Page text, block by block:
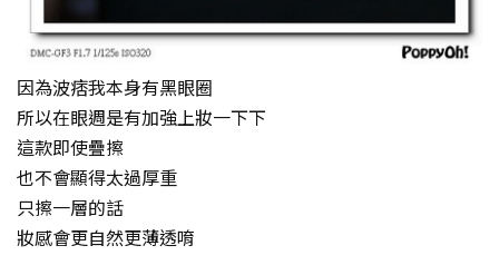
因為波痞我本身有黑眼圈
所以在眼週是有加強上妝一下下
這款即使疊擦
也不會顯得太過厚重
只擦一層的話
妝感會更自然更薄透唷